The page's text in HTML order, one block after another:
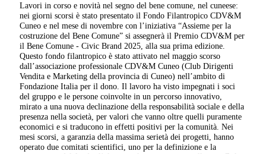
Lavori in corso e novità nel segno del bene comune, nel cuneese:
nei giorni scorsi è stato presentato il Fondo Filantropico CDV&M
Cuneo e nel mese di novembre con l’iniziativa “Assieme per la
costruzione del Bene Comune” si assegnerà il Premio CDV&M per
il Bene Comune - Civic Brand 2025, alla sua prima edizione.
Questo fondo filantropico è stato attivato nel maggio scorso
dall’associazione professionale CDV&M Cuneo (Club Dirigenti
Vendita e Marketing della provincia di Cuneo) nell’ambito di
Fondazione Italia per il dono. Il lavoro ha visto impegnati i soci
del gruppo e le persone coinvolte in un percorso innovativo,
mirato a una nuova declinazione della responsabilità sociale e della
presenza nella società, per valori che vanno oltre quelli puramente
economici e si traducono in effetti positivi per la comunità. Nei
mesi scorsi, a garanzia della massima serietà dei progetti, hanno
operato due comitati scientifici, uno per la definizione e la